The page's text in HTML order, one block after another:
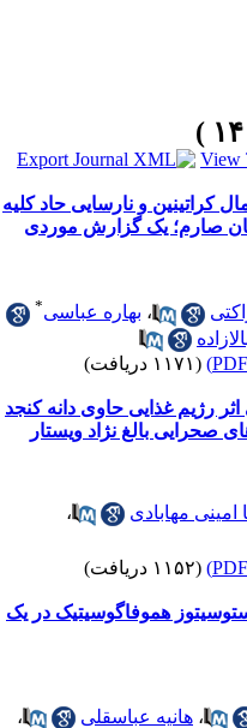
کراتینین و نارسایی حاد کلیه
صارم؛ یک گزارش موردی
،بهاره عباسی
(۱۱۷۱ دریافت)
رژیم غذایی حاوی دانه کنجد
بالغ نژاد ویستار
مهابادی
،
(۱۱۵۲ دریافت)
هموفاگوسیتیک در یک
،هانیه عباسقلی
،